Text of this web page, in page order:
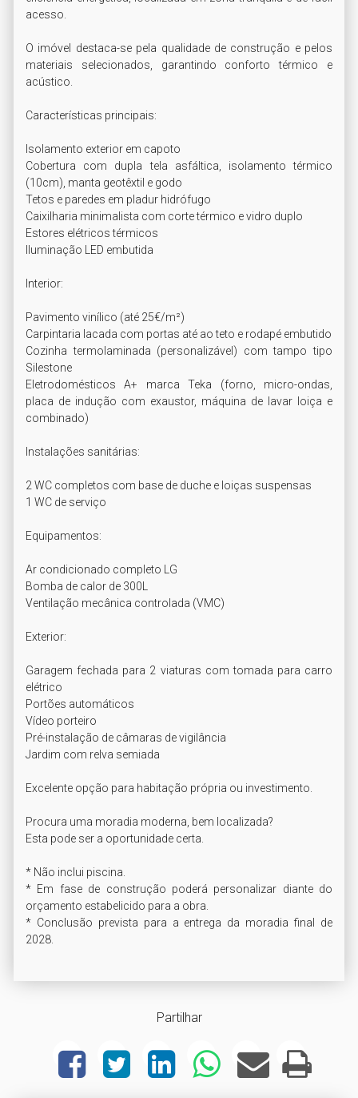
acesso.
O imóvel destaca-se pela qualidade de construção e pelos
materiais selecionados, garantindo conforto térmico e
acústico.
Características principais:
Isolamento exterior em capoto
Cobertura com dupla tela asfáltica, isolamento térmico
(10cm), manta geotêxtil e godo
Tetos e paredes em pladur hidrófugo
Caixilharia minimalista com corte térmico e vidro duplo
Estores elétricos térmicos
Iluminação LED embutida
Interior:
Pavimento vinílico (até 25€/m²)
Carpintaria lacada com portas até ao teto e rodapé embutido
Cozinha termolaminada (personalizável) com tampo tipo
Silestone
Eletrodomésticos A+ marca Teka (forno, micro-ondas,
placa de indução com exaustor, máquina de lavar loiça e
combinado)
Instalações sanitárias:
2 WC completos com base de duche e loiças suspensas
1 WC de serviço
Equipamentos:
Ar condicionado completo LG
Bomba de calor de 300L
Ventilação mecânica controlada (VMC)
Exterior:
Garagem fechada para 2 viaturas com tomada para carro
elétrico
Portões automáticos
Vídeo porteiro
Pré-instalação de câmaras de vigilância
Jardim com relva semiada
Excelente opção para habitação própria ou investimento.
Procura uma moradia moderna, bem localizada?
Esta pode ser a oportunidade certa.
* Não inclui piscina.
* Em fase de construção poderá personalizar diante do
orçamento estabelicido para a obra.
* Conclusão prevista para a entrega da moradia final de
Partilhar